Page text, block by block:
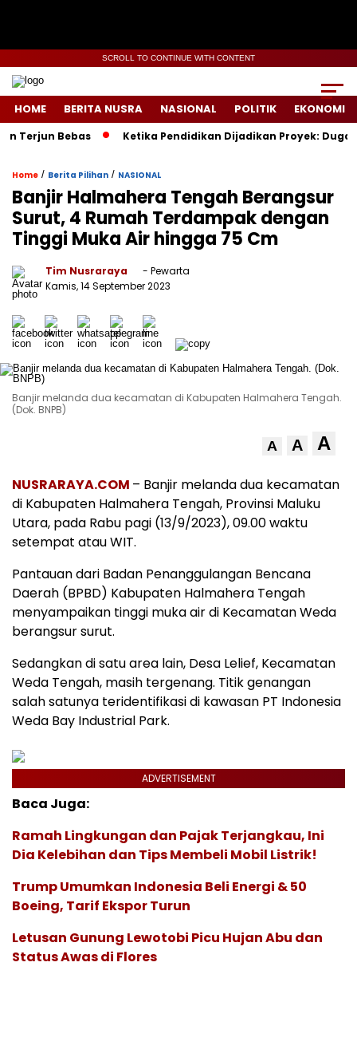
SCROLL TO CONTINUE WITH CONTENT
HOME BERITA NUSRA NASIONAL POLITIK EKONOMI
Bebas Ketika Pendidikan Dijadikan Proyek: Dugaan
Home / Berita Pilihan / NASIONAL
Banjir Halmahera Tengah Berangsur
Surut, 4 Rumah Terdampak dengan
Tinggi Muka Air hingga 75 Cm
Tim Nusraraya
- Pewarta
Kamis, 14 September 2023
Banjir melanda dua kecamatan di Kabupaten Halmahera Tengah.
(Dok. BNPB)
A A A
NUSRARAYA.COM – Banjir melanda dua kecamatan
di Kabupaten Halmahera Tengah, Provinsi Maluku
Utara, pada Rabu pagi (13/9/2023), 09.00 waktu
setempat atau WIT.
Pantauan dari Badan Penanggulangan Bencana
Daerah (BPBD) Kabupaten Halmahera Tengah
menyampaikan tinggi muka air di Kecamatan Weda
berangsur surut.
Sedangkan di satu area lain, Desa Lelief, Kecamatan
Weda Tengah, masih tergenang. Titik genangan
salah satunya teridentifikasi di kawasan PT Indonesia
Weda Bay Industrial Park.
ADVERTISEMENT
Baca Juga:
Ramah Lingkungan dan Pajak Terjangkau, Ini
Dia Kelebihan dan Tips Membeli Mobil Listrik!
Trump Umumkan Indonesia Beli Energi & 50
Boeing, Tarif Ekspor Turun
Letusan Gunung Lewotobi Picu Hujan Abu dan
Status Awas di Flores